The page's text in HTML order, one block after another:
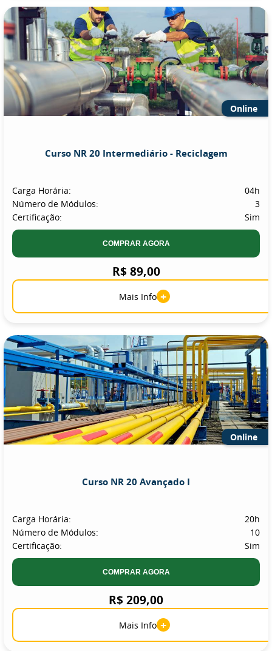
Online
Curso NR 20 Intermediário - Reciclagem
Carga Horária:
04h
Número de Módulos:
3
Certificação:
Sim
COMPRAR AGORA
R$ 89,00
Mais Info +
Online
Curso NR 20 Avançado I
Carga Horária:
20h
Número de Módulos:
10
Certificação:
Sim
COMPRAR AGORA
R$ 209,00
Mais Info +